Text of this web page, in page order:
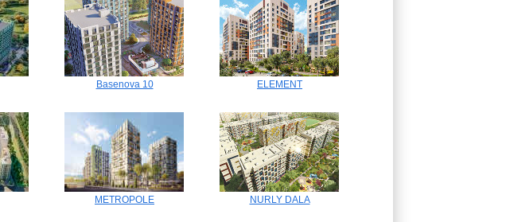
Basenova 10 ELEMENT
METROPOLE NURLY DALA